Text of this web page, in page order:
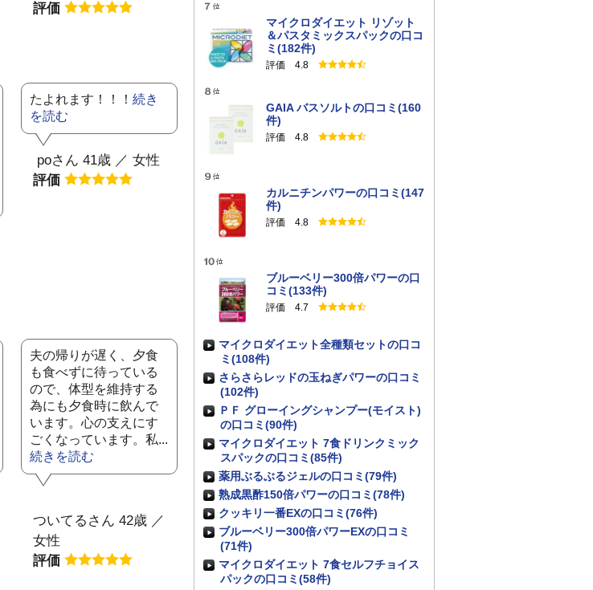
評価
たよれます！！！ 続き
を読む
poさん 41歳 ／ 女性
評価
夫の帰りが遅く、夕食
も食べずに待っている
ので、体型を維持する
為にも夕食時に飲んで
います。心の支えにす
ごくなっています。私...
続きを読む
ついてるさん 42歳 ／
女性
評価
マイクロダイエット リゾット
＆パスタミックスパックの口コ
ミ(182件)
評価 4.8
GAIA バスソルトの口コミ(160
件)
評価 4.8
カルニチンパワーの口コミ(147
件)
評価 4.8
ブルーベリー300倍パワーの口
コミ(133件)
評価 4.7
マイクロダイエット全種類セットの口コ
ミ(108件)
さらさらレッドの玉ねぎパワーの口コミ
(102件)
ＰＦ グローイングシャンプー(モイスト)
の口コミ(90件)
マイクロダイエット 7食ドリンクミック
スパックの口コミ(85件)
薬用ぶるぶるジェルの口コミ(79件)
熟成黒酢150倍パワーの口コミ(78件)
クッキリ一番EXの口コミ(76件)
ブルーベリー300倍パワーEXの口コミ
(71件)
マイクロダイエット 7食セルフチョイス
パックの口コミ(58件)